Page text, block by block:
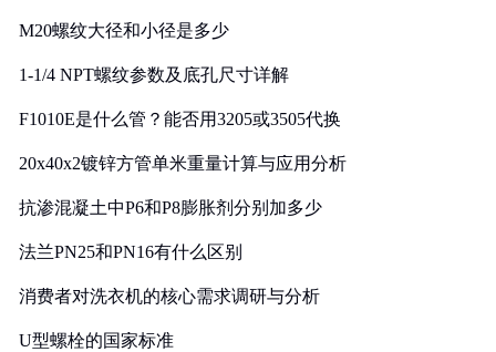
M20螺纹大径和小径是多少
1-1/4 NPT螺纹参数及底孔尺寸详解
F1010E是什么管？能否用3205或3505代换
20x40x2镀锌方管单米重量计算与应用分析
抗渗混凝土中P6和P8膨胀剂分别加多少
法兰PN25和PN16有什么区别
消费者对洗衣机的核心需求调研与分析
U型螺栓的国家标准